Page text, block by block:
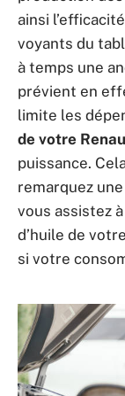
ainsi
voyants du
à temps une
prévient en
limite les
de votre
puissance.
remarquez
vous assistez
d’huile de
si votre